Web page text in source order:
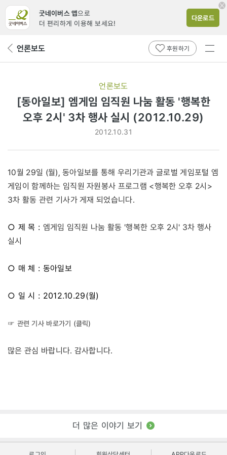
굿네이버스 앱으로
더 편리하게 이용해 보세요!
다운로드
뒤 언론보도 후원하기
전체
언론보도
[동아일보] 엠게임 임직원 나눔 활동 '행복한
오후 2시' 3차 행사 실시 (2012.10.29)
2012.10.31
10월 29일 (월), 동아일보를 통해 우리기관과 글로벌 게임포털 엠
게임이 함께하는 임직원 자원봉사 프로그램 <행복한 오후 2시>
3차 활동 관련 기사가 게재 되었습니다.
○ 제 목 : 엠게임 임직원 나눔 활동 '행복한 오후 2시' 3차 행사
실시
○ 매 체 : 동아일보
○ 일 시 : 2012.10.29(월)
☞ 관련 기사 바로가기 (클릭)
많은 관심 바랍니다. 감사합니다.
더 많은 이야기 보기